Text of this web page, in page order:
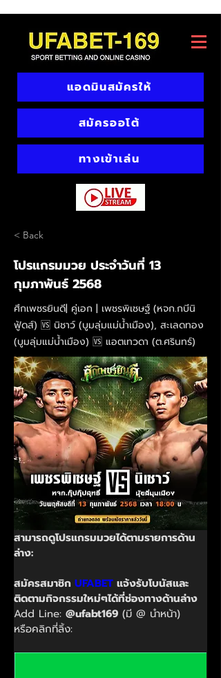
แอดมินสมัครให้
สมัครออโต้
ทางเข้าเล่น
< Back
โปรแกรมมวย ประจำวันที่ 13
กุมภาพันธ์ 2568
ศึกเพชรยินดี| คู่เอก | เพชรพิเชษฐ์ (หจก.กบีนิ
ฟู้ดส์) 🆚 นิชาว์ (บูมลุ่มแม่น้ำเมือง), สะเลดทอง
(บูมลุ่มแม่น้ำเมือง) 🆚 แอตเทวดา (ต.ศรินทร์)
สามารถดูโปรแกรมมวยได้ตามรายการด้าน
ล่าง:
สมัครสมาชิก UFABET แจ้งรับโบนัสและ
ติดตามกิจกรรมใหม่ๆได้ที่ช่องทางด้านล่าง
Add Line: @ufabt169 (มี @ นำหน้า)
หรือคลิกที่ลิ้ง: